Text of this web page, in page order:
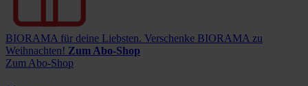
BIORAMA für deine Liebsten. Verschenke BIORAMA zu
Weihnachten! Zum Abo-Shop
Zum Abo-Shop